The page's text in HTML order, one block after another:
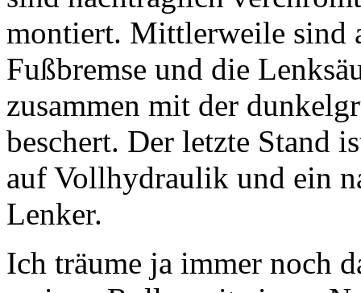
montiert. Mittlerweile sind
Fußbremse und die
zusammen mit der
beschert. Der letzte Stand
auf Vollhydraulik und ein
Lenker.
Ich träume ja immer noch